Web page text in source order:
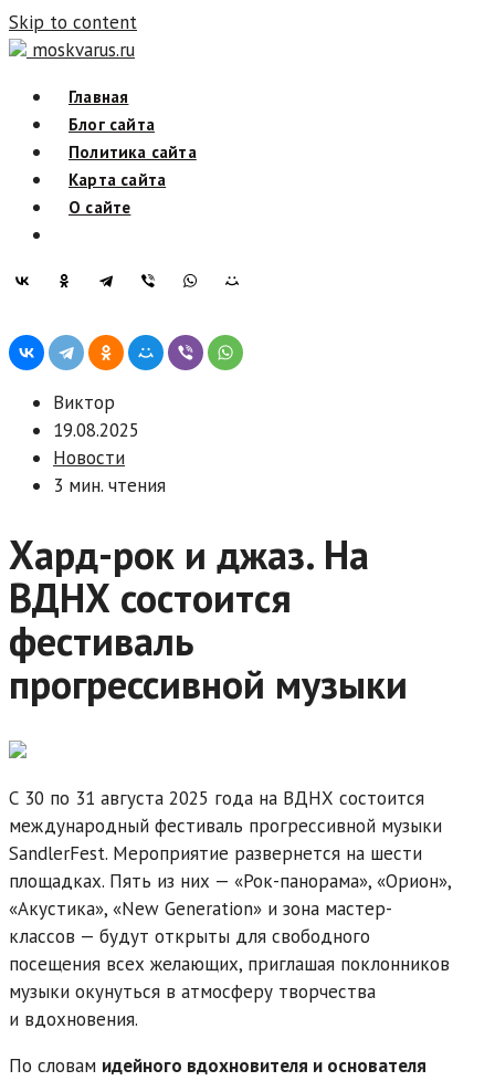
Skip to content
moskvarus.ru
Главная
Блог сайта
Политика сайта
Карта сайта
О сайте
Виктор
19.08.2025
Новости
3 мин. чтения
Хард-рок и джаз. На
ВДНХ состоится
фестиваль
прогрессивной музыки
С 30 по 31 августа 2025 года на ВДНХ состоится
международный фестиваль прогрессивной музыки
SandlerFest. Мероприятие развернется на шести
площадках. Пять из них — «Рок-панорама», «Орион»,
«Акустика», «New Generation» и зона мастер-
классов — будут открыты для свободного
посещения всех желающих, приглашая поклонников
музыки окунуться в атмосферу творчества
и вдохновения.
По словам идейного вдохновителя и основателя